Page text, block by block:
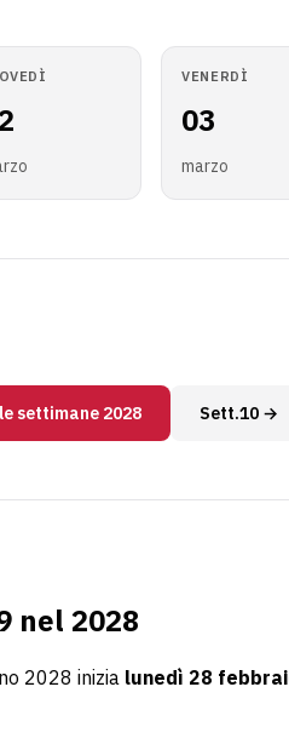
VENERDÌ
03
marzo
settimane 2028 Sett.10 →
nel 2028
2028 inizia lunedì 28